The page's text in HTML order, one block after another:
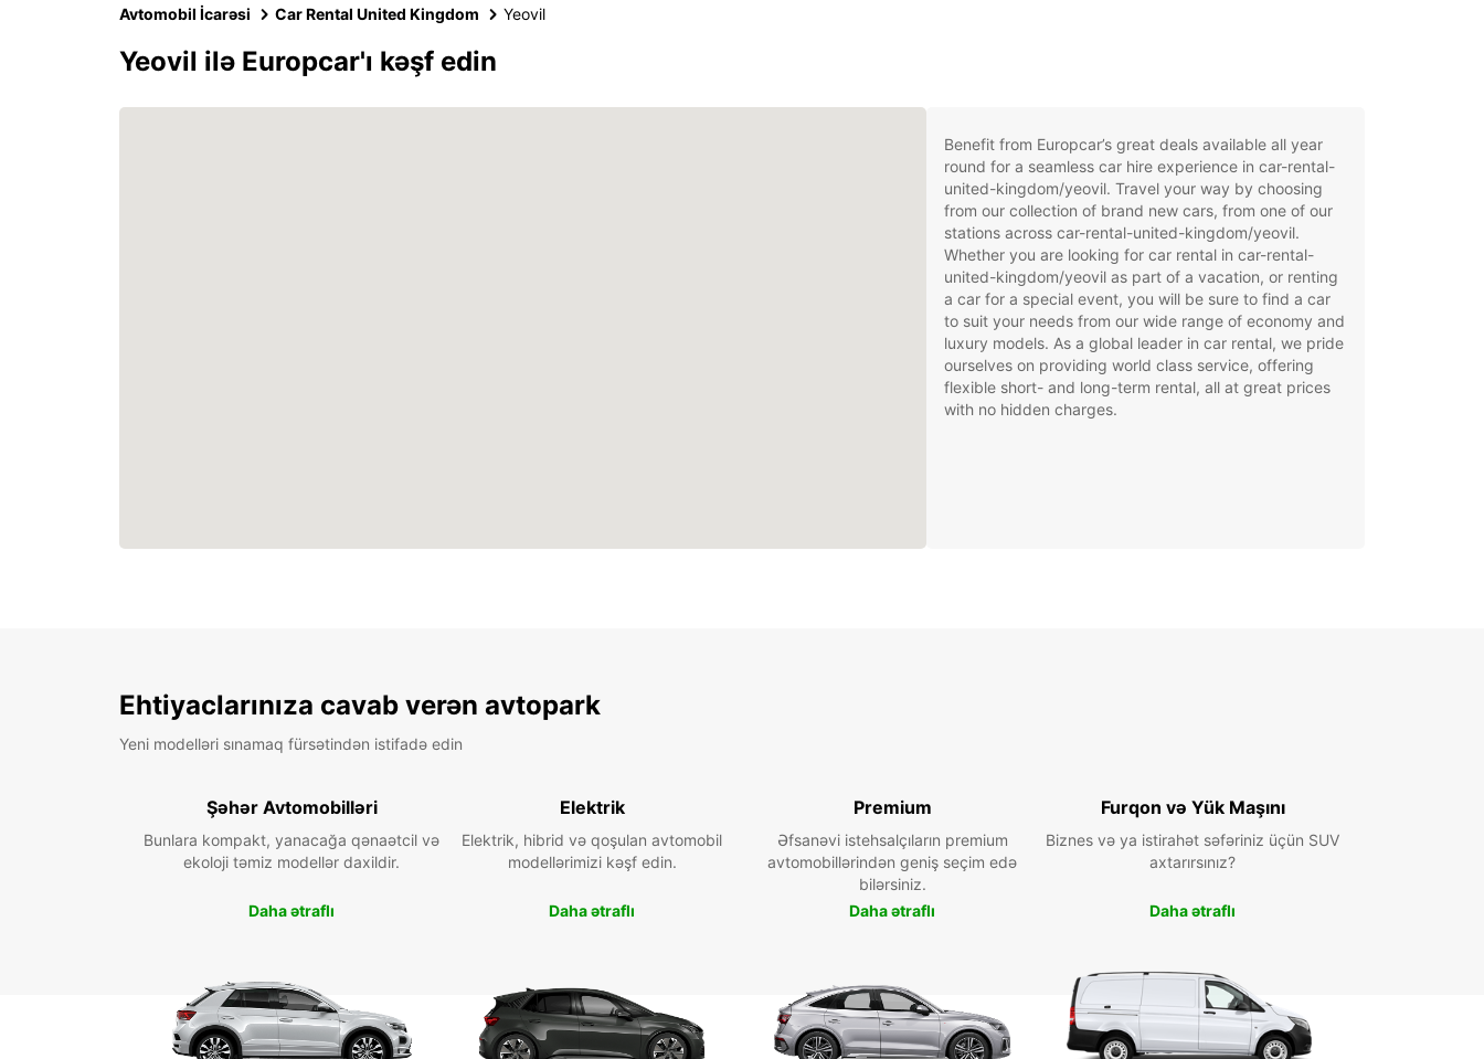
Avtomobil İcarəsi Car Rental United Kingdom Yeovil
Yeovil ilə Europcar'ı kəşf edin
Benefit from Europcar’s great deals available all year
round for a seamless car hire experience in car-rental-
united-kingdom/yeovil. Travel your way by choosing
from our collection of brand new cars, from one of our
stations across car-rental-united-kingdom/yeovil.
Whether you are looking for car rental in car-rental-
united-kingdom/yeovil as part of a vacation, or renting
a car for a special event, you will be sure to find a car
to suit your needs from our wide range of economy and
luxury models. As a global leader in car rental, we pride
ourselves on providing world class service, offering
flexible short- and long-term rental, all at great prices
with no hidden charges.
Ehtiyaclarınıza cavab verən avtopark
Yeni modelləri sınamaq fürsətindən istifadə edin
Şəhər Avtomobilləri
Bunlara kompakt, yanacağa qənaətcil və
ekoloji təmiz modellər daxildir.
Daha ətraflı
Elektrik
Elektrik, hibrid və qoşulan avtomobil
modellərimizi kəşf edin.
Daha ətraflı
Premium
Əfsanəvi istehsalçıların premium
avtomobillərindən geniş seçim edə
bilərsiniz.
Daha ətraflı
Furqon və Yük Maşını
Biznes və ya istirahət səfəriniz üçün SUV
axtarırsınız?
Daha ətraflı